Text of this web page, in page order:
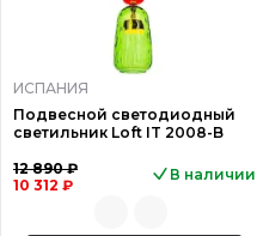
ИСПАНИЯ
Подвесной светодиодный
светильник Loft IT 2008-B
12 890 ₽
10 312 ₽
В наличии